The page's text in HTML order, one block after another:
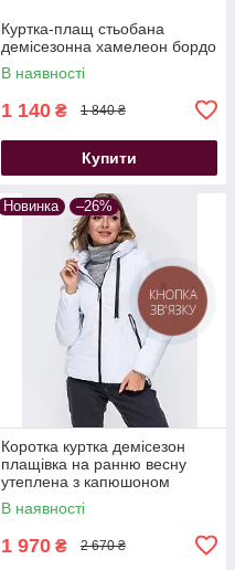
Куртка-плащ стьобана
демісезонна хамелеон бордо
В наявності
1 140 ₴ 1 840 ₴
Купити
Новинка –26%
Коротка куртка демісезон
плащівка на ранню весну
утеплена з капюшоном
великих розмірів біла
В наявності
1 970 ₴ 2 670 ₴
КНОПКА
ЗВ'ЯЗКУ